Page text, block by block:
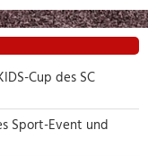
Cup des SC
Sport-Event und